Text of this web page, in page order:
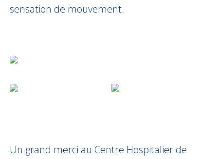
sensation de mouvement.
Un grand merci au Centre Hospitalier de